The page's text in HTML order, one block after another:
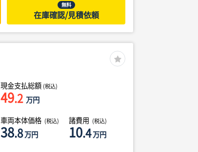
無料
在庫確認/見積依頼
現金支払総額 (税込)
49.2 万円
車両本体価格 (税込)
38.8万円
諸費用 (税込)
10.4万円